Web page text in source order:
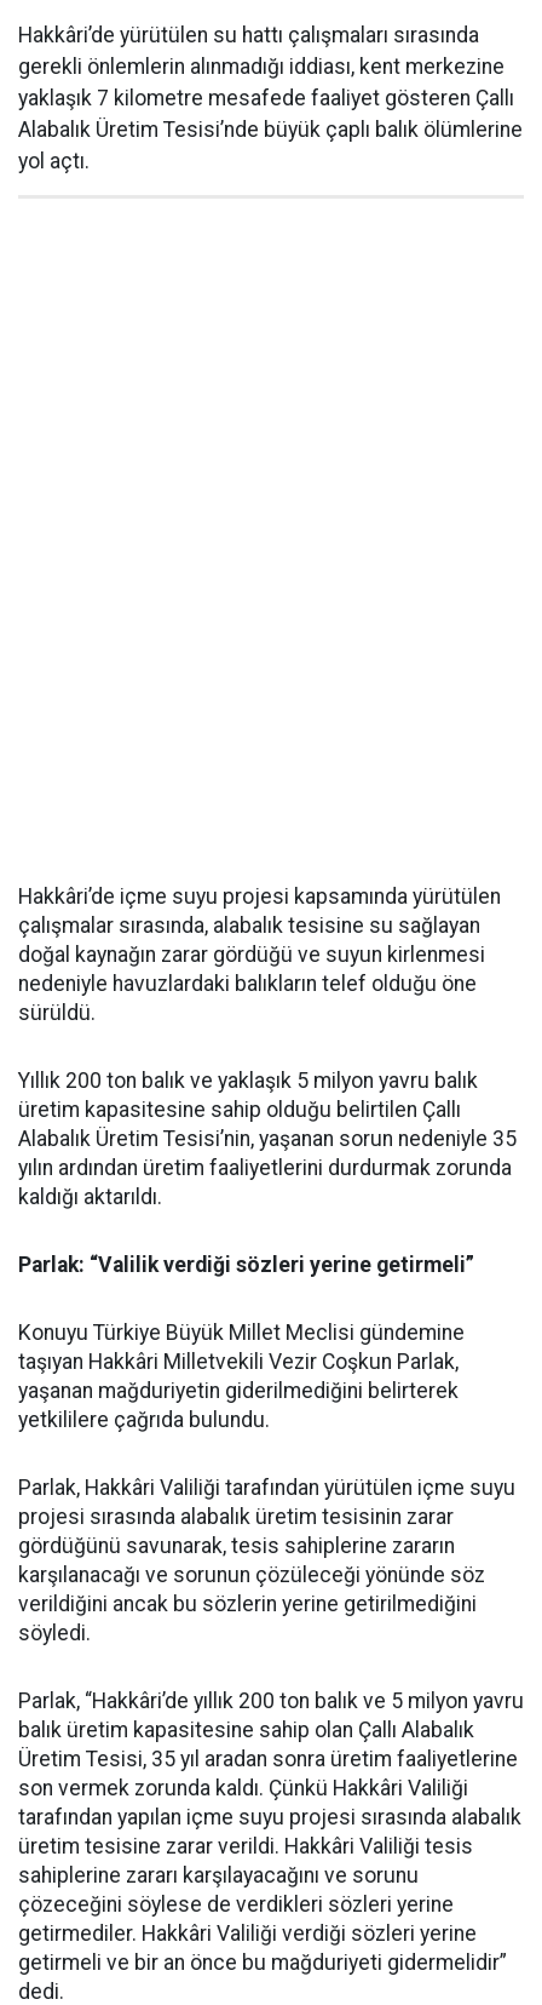
Hakkâri’de yürütülen su hattı çalışmaları sırasında
gerekli önlemlerin alınmadığı iddiası, kent merkezine
yaklaşık 7 kilometre mesafede faaliyet gösteren Çallı
Alabalık Üretim Tesisi’nde büyük çaplı balık ölümlerine
yol açtı.
Hakkâri’de içme suyu projesi kapsamında yürütülen
çalışmalar sırasında, alabalık tesisine su sağlayan
doğal kaynağın zarar gördüğü ve suyun kirlenmesi
nedeniyle havuzlardaki balıkların telef olduğu öne
sürüldü.
Yıllık 200 ton balık ve yaklaşık 5 milyon yavru balık
üretim kapasitesine sahip olduğu belirtilen Çallı
Alabalık Üretim Tesisi’nin, yaşanan sorun nedeniyle 35
yılın ardından üretim faaliyetlerini durdurmak zorunda
kaldığı aktarıldı.
Parlak: “Valilik verdiği sözleri yerine getirmeli”
Konuyu Türkiye Büyük Millet Meclisi gündemine
taşıyan Hakkâri Milletvekili Vezir Coşkun Parlak,
yaşanan mağduriyetin giderilmediğini belirterek
yetkililere çağrıda bulundu.
Parlak, Hakkâri Valiliği tarafından yürütülen içme suyu
projesi sırasında alabalık üretim tesisinin zarar
gördüğünü savunarak, tesis sahiplerine zararın
karşılanacağı ve sorunun çözüleceği yönünde söz
verildiğini ancak bu sözlerin yerine getirilmediğini
söyledi.
Parlak, “Hakkâri’de yıllık 200 ton balık ve 5 milyon yavru
balık üretim kapasitesine sahip olan Çallı Alabalık
Üretim Tesisi, 35 yıl aradan sonra üretim faaliyetlerine
son vermek zorunda kaldı. Çünkü Hakkâri Valiliği
tarafından yapılan içme suyu projesi sırasında alabalık
üretim tesisine zarar verildi. Hakkâri Valiliği tesis
sahiplerine zararı karşılayacağını ve sorunu
çözeceğini söylese de verdikleri sözleri yerine
getirmediler. Hakkâri Valiliği verdiği sözleri yerine
getirmeli ve bir an önce bu mağduriyeti gidermelidir”
dedi.